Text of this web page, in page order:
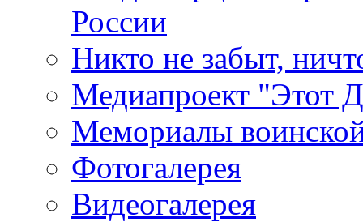
России
Никто не забыт,
Медиапроект "Этот
Мемориалы
Фотогалерея
Видеогалерея